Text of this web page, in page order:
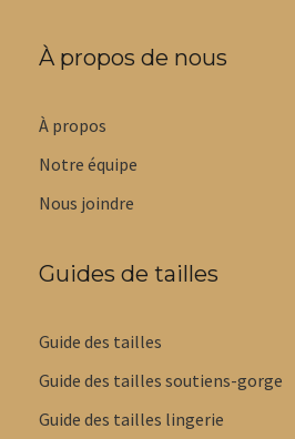
À propos de nous
À propos
Notre équipe
Nous joindre
Guides de tailles
Guide des tailles
Guide des tailles soutiens-gorge
Guide des tailles lingerie